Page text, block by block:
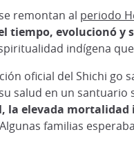
remontan al periodo
tiempo, evolucionó y
indígena
oficial del Shichi go
salud en un
la elevada
Algunas familias